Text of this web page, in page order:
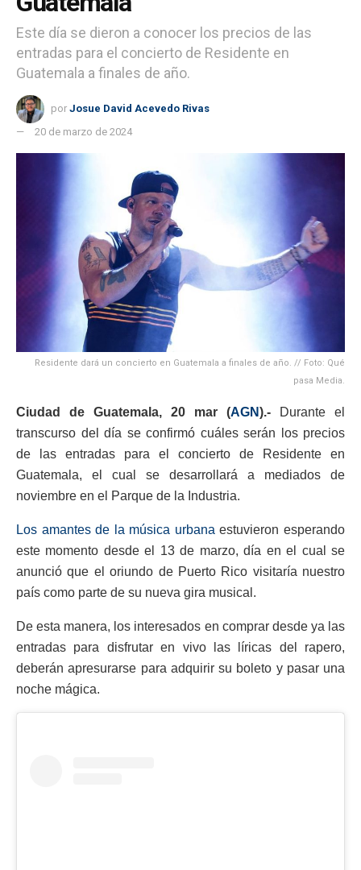
Este día se dieron a conocer los precios de las
entradas para el concierto de Residente en
Guatemala a finales de año.
por Josue David Acevedo Rivas
20 de marzo de 2024
Residente dará un concierto en Guatemala a finales de año. // Foto: Qué
pasa Media.
Ciudad de Guatemala, 20 mar (AGN).-
Durante el
transcurso del día se confirmó cuáles serán los precios
de las entradas para el concierto de Residente en
Guatemala, el cual se desarrollará a mediados de
noviembre en el Parque de la Industria.
Los amantes de la música urbana estuvieron esperando
este momento desde el 13 de marzo, día en el cual se
anunció que el oriundo de Puerto Rico visitaría nuestro
país como parte de su nueva gira musical.
De esta manera, los interesados en comprar desde ya las
entradas para disfrutar en vivo las líricas del rapero,
deberán apresurarse para adquirir su boleto y pasar una
noche mágica.